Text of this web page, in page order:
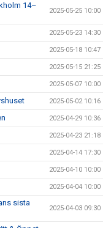
14–
2025-05-25 10:00
2025-05-23 14:30
2025-05-18 10:47
2025-05-15 21:25
2025-05-07 10:00
2025-05-02 10:16
2025-04-29 10:36
2025-04-23 21:18
2025-04-14 17:30
2025-04-10 10:00
2025-04-04 10:00
sista
2025-04-03 09:30